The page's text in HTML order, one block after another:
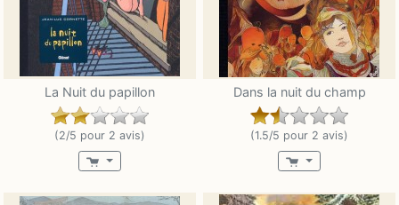
La Nuit du papillon
(2/5 pour 2 avis)
Dans la nuit du champ
(1.5/5 pour 2 avis)